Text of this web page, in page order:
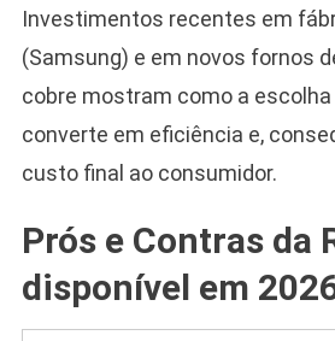
Investimentos recentes em
(Samsung) e em novos fornos
cobre mostram como a
converte em eficiência e,
custo final ao consumidor.
Prós e Contras da
disponível em